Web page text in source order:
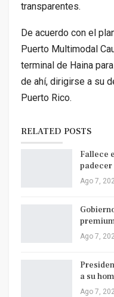
transparentes.
De acuerdo con el
Puerto Multimodal
terminal de Haina
de ahí, dirigirse a su
Puerto Rico.
RELATED POSTS
Fallece
Ago 7,
Ago 7,
a su
Ago 7,